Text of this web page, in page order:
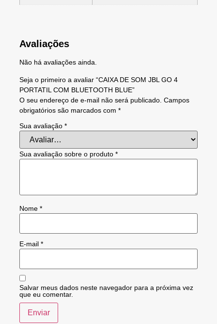
Avaliações
Não há avaliações ainda.
Seja o primeiro a avaliar “CAIXA DE SOM JBL GO 4
PORTATIL COM BLUETOOTH BLUE”
O seu endereço de e-mail não será publicado. Campos
obrigatórios são marcados com *
Sua avaliação *
Sua avaliação sobre o produto *
Nome *
E-mail *
Salvar meus dados neste navegador para a próxima vez
que eu comentar.